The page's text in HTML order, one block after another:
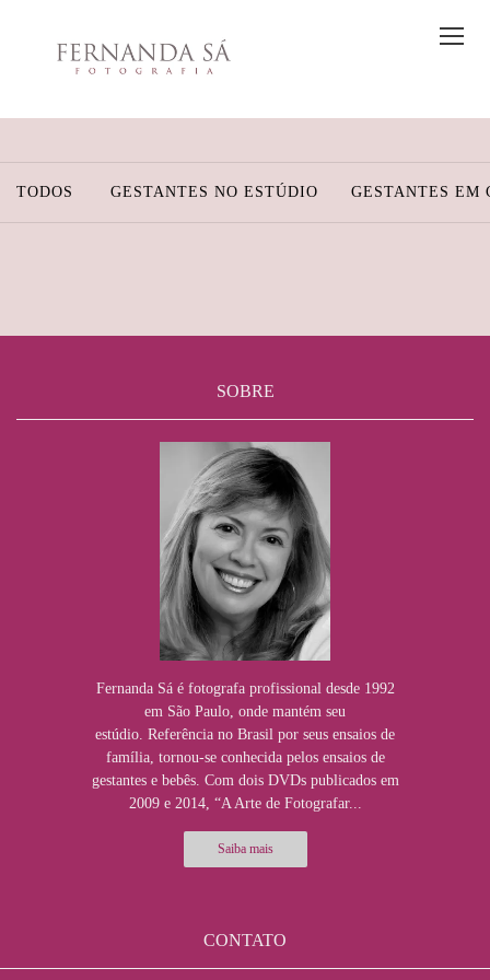
TODOS GESTANTES NO ESTÚDIO GESTANTES EM
SOBRE
Fernanda Sá é fotografa profissional desde 1992
em São Paulo, onde mantém seu
estúdio. Referência no Brasil por seus ensaios de
família, tornou-se conhecida pelos ensaios de
gestantes e bebês. Com dois DVDs publicados em
2009 e 2014, “A Arte de Fotografar...
Saiba mais
CONTATO